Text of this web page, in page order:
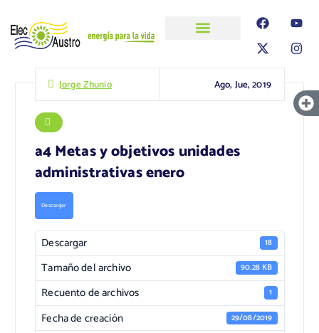
Jorge Zhunio Ago, Jue, 2019
a4 Metas y objetivos unidades
administrativas enero
Descargar
Descargar 18
Tamaño del archivo 90.28 KB
Recuento de archivos 1
Fecha de creación 29/08/2019